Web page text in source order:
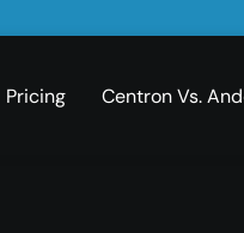
Pricing Centron Vs.